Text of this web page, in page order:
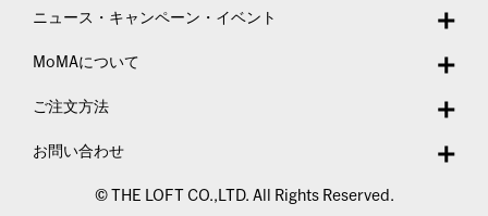
ニュース・キャンペーン・イベント
MoMAについて
ご注文方法
お問い合わせ
© THE LOFT CO.,LTD. All Rights Reserved.